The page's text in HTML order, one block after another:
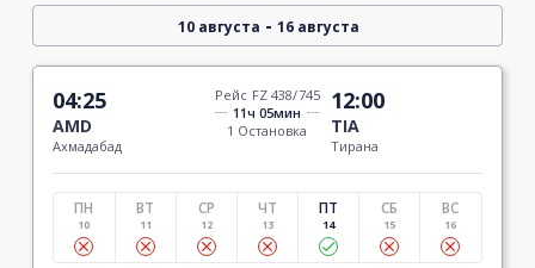
10 августа - 16 августа
04:25
AMD
Ахмадабад
Рейс FZ 438/745
11ч 05мин
1 Остановка
12:00
TIA
Тирана
ПН
10
ВТ
11
СР
12
ЧТ
13
ПТ
14
СБ
15
ВС
16